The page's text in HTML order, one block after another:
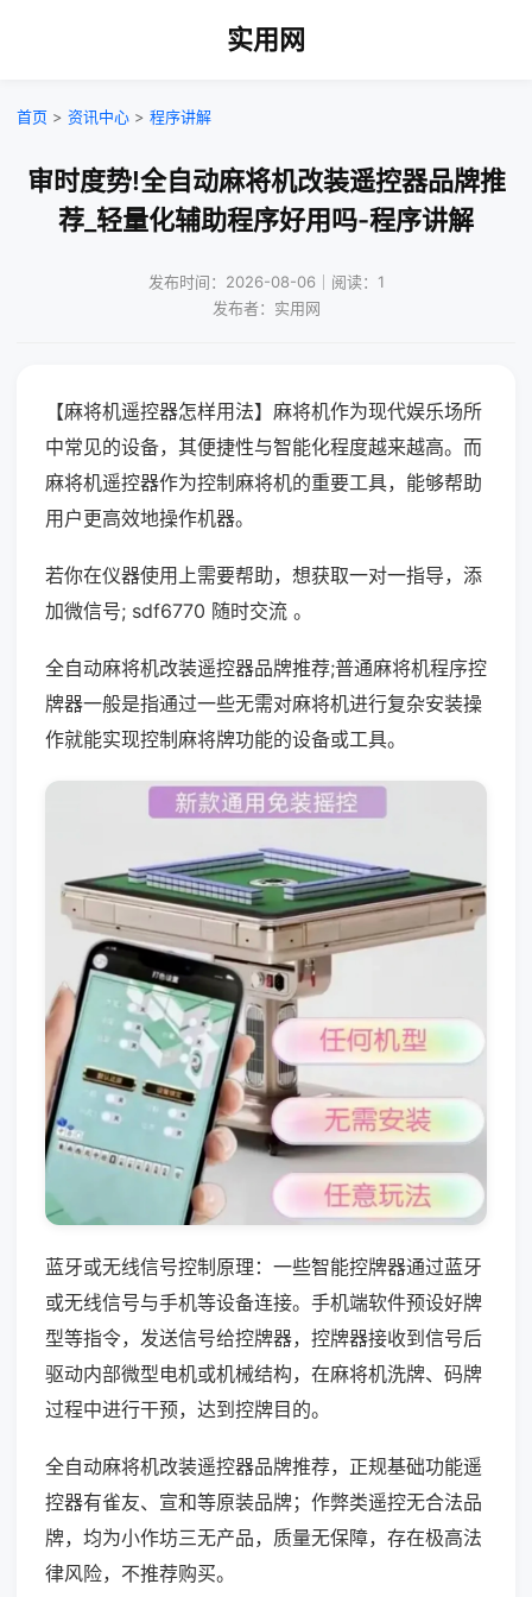
实用网
首页 > 资讯中心 > 程序讲解
审时度势!全自动麻将机改装遥控器品牌推
荐_轻量化辅助程序好用吗-程序讲解
发布时间：2026-08-06｜阅读：1
发布者：实用网
【麻将机遥控器怎样用法】麻将机作为现代娱乐场所
中常见的设备，其便捷性与智能化程度越来越高。而
麻将机遥控器作为控制麻将机的重要工具，能够帮助
用户更高效地操作机器。
若你在仪器使用上需要帮助，想获取一对一指导，添
加微信号; sdf6770 随时交流 。
全自动麻将机改装遥控器品牌推荐;普通麻将机程序控
牌器一般是指通过一些无需对麻将机进行复杂安装操
作就能实现控制麻将牌功能的设备或工具。
蓝牙或无线信号控制原理：一些智能控牌器通过蓝牙
或无线信号与手机等设备连接。手机端软件预设好牌
型等指令，发送信号给控牌器，控牌器接收到信号后
驱动内部微型电机或机械结构，在麻将机洗牌、码牌
过程中进行干预，达到控牌目的。
全自动麻将机改装遥控器品牌推荐，正规基础功能遥
控器有雀友、宣和等原装品牌；作弊类遥控无合法品
牌，均为小作坊三无产品，质量无保障，存在极高法
律风险，不推荐购买。